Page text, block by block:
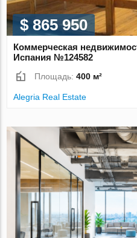
$ 865 950
Коммерческая
Испания №124582
Площадь:400 м²
Alegria Real Estate